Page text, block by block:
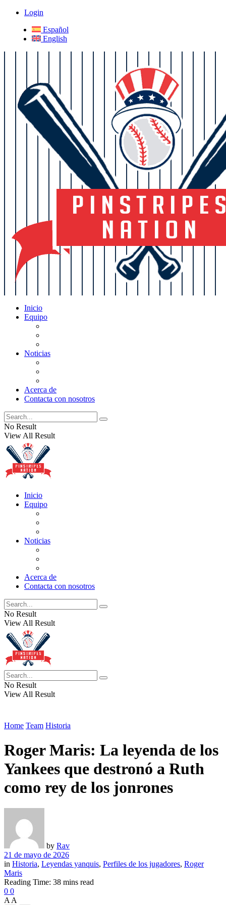
Login
Español
English
Inicio
Equipo
Noticias
Acerca de
Contacta con nosotros
No Result
View All Result
Inicio
Equipo
Noticias
Acerca de
Contacta con nosotros
No Result
View All Result
No Result
View All Result
Home Team Historia
Roger Maris: La leyenda de los
Yankees que destronó a Ruth
como rey de los jonrones
by Rav
21 de mayo de 2026
in Historia, Leyendas yanquis, Perfiles de los jugadores, Roger
Maris
Reading Time: 38 mins read
0 0
A A